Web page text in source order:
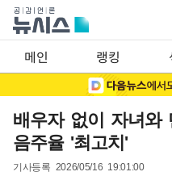
메인 랭킹
배우자 없이 자녀와
음주율 '최고치'
기사등록 2026/05/16 19:01:00